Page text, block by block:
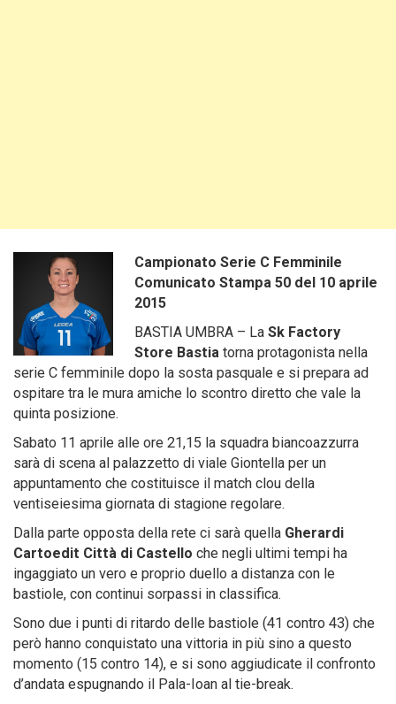
Campionato Serie C Femminile
Comunicato Stampa 50 del 10 aprile
2015
BASTIA UMBRA – LaSk Factory
Store Bastiatorna protagonista nella
serie C femminile dopo la sosta pasquale e si prepara ad
ospitare tra le mura amiche lo scontro diretto che vale la
quinta posizione.
Sabato 11 aprile alle ore 21,15 la squadra biancoazzurra
sarà di scena al palazzetto di viale Giontella per un
appuntamento che costituisce il match clou della
ventiseiesima giornata di stagione regolare.
Dalla parte opposta della rete ci sarà quella Gherardi
Cartoedit Città di Castello che negli ultimi tempi ha
ingaggiato un vero e proprio duello a distanza con le
bastiole, con continui sorpassi in classifica.
Sono due i punti di ritardo delle bastiole (41 contro 43) che
però hanno conquistato una vittoria in più sino a questo
momento (15 contro 14), e si sono aggiudicate il confronto
d’andata espugnando il Pala-Ioan al tie-break.